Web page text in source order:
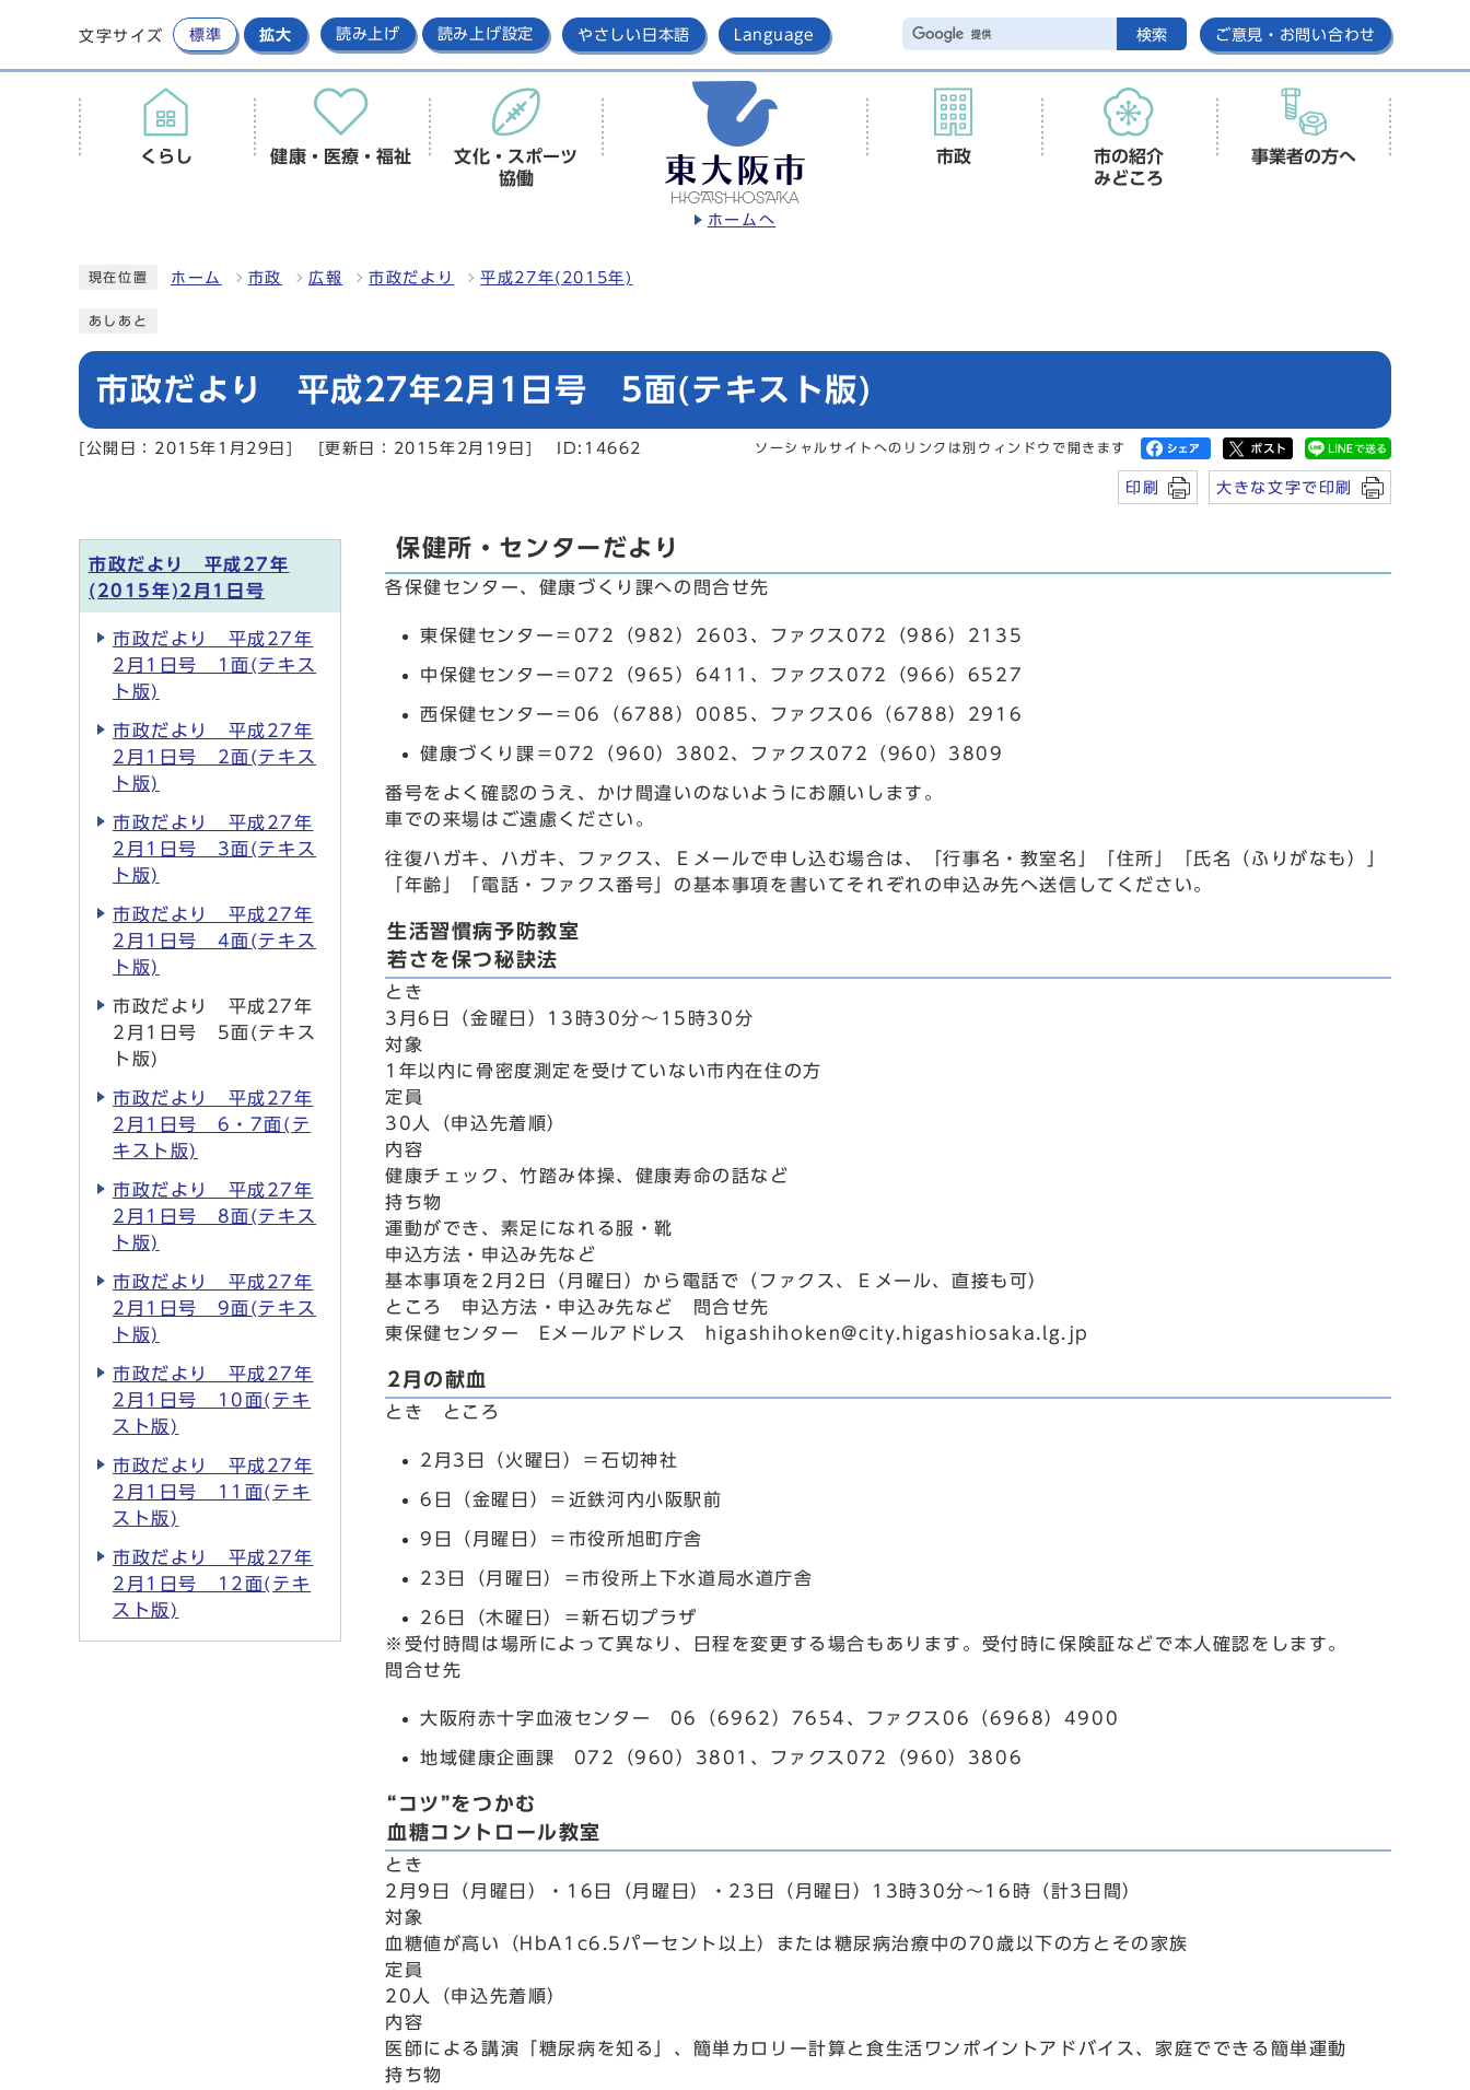
文字サイズ 標準 拡大 読み上げ 読み上げ設定 やさしい日本語 Language 検索 ご意見・お問い合わせ
ホームへ
くらし 健康・医療・福祉
文化・スポーツ
協働
市政
市の紹介
みどころ
事業者の方へ
現在位置 ホーム 市政 広報 市政だより 平成27年(2015年)
あしあと
市政だより 平成27年2月1日号 5面(テキスト版)
[公開日：2015年1月29日] [更新日：2015年2月19日] ID:14662 ソーシャルサイトへのリンクは別ウィンドウで開きます
印刷 大きな文字で印刷
保健所・センターだより
各保健センター、健康づくり課への問合せ先
東保健センター＝072（982）2603、ファクス072（986）2135
中保健センター＝072（965）6411、ファクス072（966）6527
西保健センター＝06（6788）0085、ファクス06（6788）2916
健康づくり課＝072（960）3802、ファクス072（960）3809
番号をよく確認のうえ、かけ間違いのないようにお願いします。
車での来場はご遠慮ください。
往復ハガキ、ハガキ、ファクス、Ｅメールで申し込む場合は、「行事名・教室名」「住所」「氏名（ふりがなも）」
「年齢」「電話・ファクス番号」の基本事項を書いてそれぞれの申込み先へ送信してください。
生活習慣病予防教室
若さを保つ秘訣法
とき
3月6日（金曜日）13時30分～15時30分
対象
1年以内に骨密度測定を受けていない市内在住の方
定員
30人（申込先着順）
内容
健康チェック、竹踏み体操、健康寿命の話など
持ち物
運動ができ、素足になれる服・靴
申込方法・申込み先など
基本事項を2月2日（月曜日）から電話で（ファクス、Ｅメール、直接も可）
ところ 申込方法・申込み先など 問合せ先
東保健センター Eメールアドレス higashihoken@city.higashiosaka.lg.jp
2月の献血
とき ところ
2月3日（火曜日）＝石切神社
6日（金曜日）＝近鉄河内小阪駅前
9日（月曜日）＝市役所旭町庁舎
23日（月曜日）＝市役所上下水道局水道庁舎
26日（木曜日）＝新石切プラザ
※受付時間は場所によって異なり、日程を変更する場合もあります。受付時に保険証などで本人確認をします。
問合せ先
大阪府赤十字血液センター 06（6962）7654、ファクス06（6968）4900
地域健康企画課 072（960）3801、ファクス072（960）3806
“コツ”をつかむ
血糖コントロール教室
とき
2月9日（月曜日）・16日（月曜日）・23日（月曜日）13時30分～16時（計3日間）
対象
血糖値が高い（HbA1c6.5パーセント以上）または糖尿病治療中の70歳以下の方とその家族
定員
20人（申込先着順）
内容
医師による講演「糖尿病を知る」、簡単カロリー計算と食生活ワンポイントアドバイス、家庭でできる簡単運動
持ち物
市政だより 平成27年
(2015年)2月1日号
市政だより 平成27年
2月1日号 1面(テキス
ト版)
市政だより 平成27年
2月1日号 2面(テキス
ト版)
市政だより 平成27年
2月1日号 3面(テキス
ト版)
市政だより 平成27年
2月1日号 4面(テキス
ト版)
市政だより 平成27年
2月1日号 5面(テキス
ト版)
市政だより 平成27年
2月1日号 6・7面(テ
キスト版)
市政だより 平成27年
2月1日号 8面(テキス
ト版)
市政だより 平成27年
2月1日号 9面(テキス
ト版)
市政だより 平成27年
2月1日号 10面(テキ
スト版)
市政だより 平成27年
2月1日号 11面(テキ
スト版)
市政だより 平成27年
2月1日号 12面(テキ
スト版)